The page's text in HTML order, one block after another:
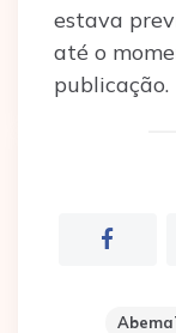
estava
até o
publicação.